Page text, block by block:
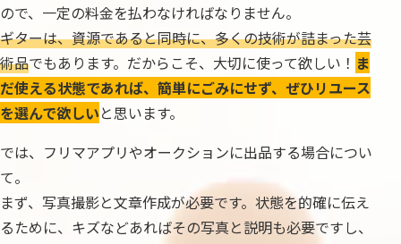
ので、一定の料金を払わなければなりません。
ギターは、資源であると同時に、多くの技術が詰まった芸
術品でもあります。だからこそ、大切に使って欲しい！ ま
だ使える状態であれば、簡単にごみにせず、ぜひリユース
を選んで欲しいと思います。
では、フリマアプリやオークションに出品する場合につい
て。
まず、写真撮影と文章作成が必要です。状態を的確に伝え
るために、キズなどあればその写真と説明も必要ですし、